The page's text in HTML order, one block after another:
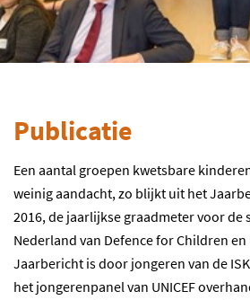
Publicatie
Een aantal groepen kwetsbare
weinig aandacht, zo blijkt uit het
2016, de jaarlijkse graadmeter voor de
Nederland van Defence for Children en
Jaarbericht is door jongeren van de
het jongerenpanel van UNICEF